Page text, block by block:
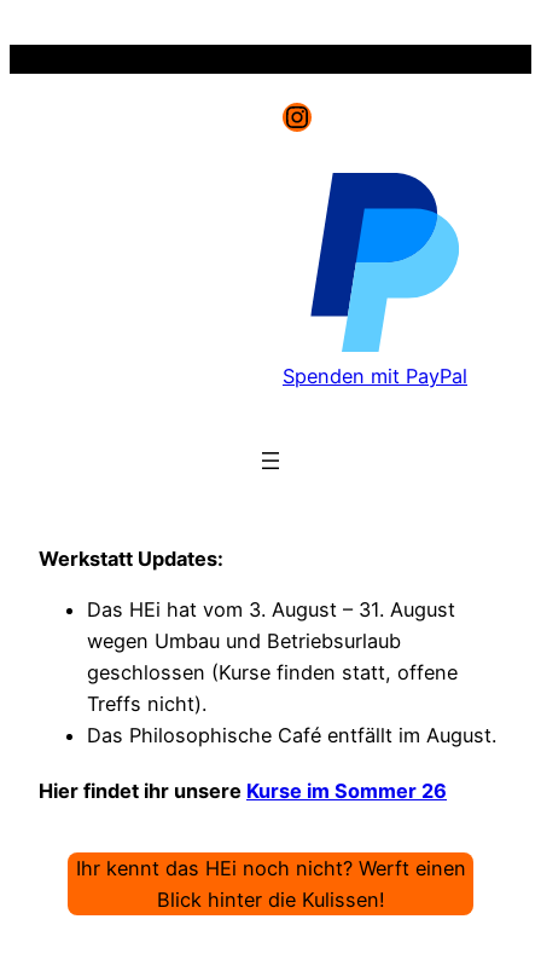
Instagram
Spenden mit PayPal
Werkstatt Updates:
Das HEi hat vom 3. August – 31. August
wegen Umbau und Betriebsurlaub
geschlossen (Kurse finden statt, offene
Treffs nicht).
Das Philosophische Café entfällt im August.
Hier findet ihr unsere Kurse im Sommer 26
Ihr kennt das HEi noch nicht? Werft einen
Blick hinter die Kulissen!